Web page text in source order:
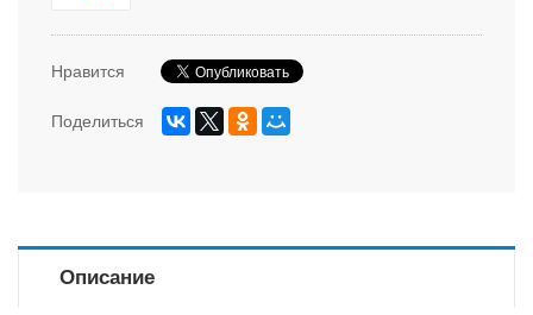
Нравится
Поделиться
Описание